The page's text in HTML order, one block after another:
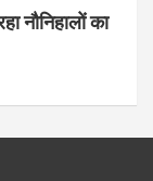
नौनिहालों का